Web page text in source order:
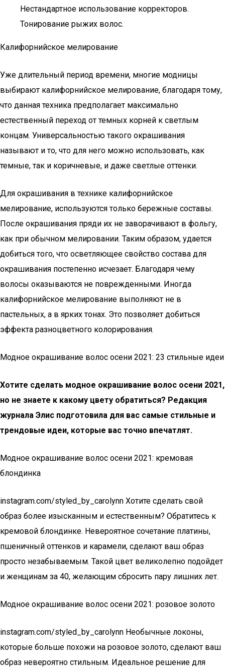
Нестандартное использование корректоров.
Тонирование рыжих волос.
Калифорнийское мелирование
Уже длительный период времени, многие модницы
выбирают калифорнийское мелирование, благодаря тому,
что данная техника предполагает максимально
естественный переход от темных корней к светлым
концам. Универсальностью такого окрашивания
называют и то, что для него можно использовать, как
темные, так и коричневые, и даже светлые оттенки.
Для окрашивания в технике калифорнийское
мелирование, используются только бережные составы.
После окрашивания пряди их не заворачивают в фольгу,
как при обычном мелировании. Таким образом, удается
добиться того, что осветляющее свойство состава для
окрашивания постепенно исчезает. Благодаря чему
волосы оказываются не поврежденными. Иногда
калифорнийское мелирование выполняют не в
пастельных, а в ярких тонах. Это позволяет добиться
эффекта разноцветного колорирования.
Модное окрашивание волос осени 2021: 23 стильные идеи
Хотите сделать модное окрашивание волос осени 2021,
но не знаете к какому цвету обратиться? Редакция
журнала Элис подготовила для вас самые стильные и
трендовые идеи, которые вас точно впечатлят.
Модное окрашивание волос осени 2021: кремовая
блондинка
instagram.com/styled_by_carolynn Хотите сделать свой
образ более изысканным и естественным? Обратитесь к
кремовой блондинке. Невероятное сочетание платины,
пшеничный оттенков и карамели, сделают ваш образ
просто незабываемым. Такой цвет великолепно подойдет
и женщинам за 40, желающим сбросить пару лишних лет.
Модное окрашивание волос осени 2021: розовое золото
instagram.com/styled_by_carolynn Необычные локоны,
которые больше похожи на розовое золото, сделают ваш
образ невероятно стильным. Идеальное решение для